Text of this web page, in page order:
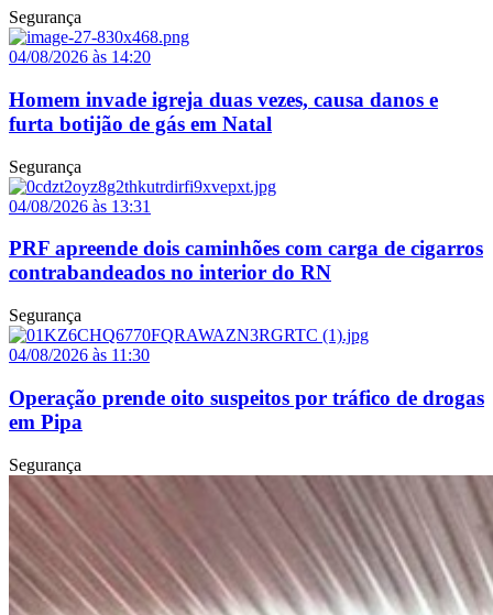
Segurança
04/08/2026 às 14:20
Homem invade igreja duas vezes, causa danos e
furta botijão de gás em Natal
Segurança
04/08/2026 às 13:31
PRF apreende dois caminhões com carga de cigarros
contrabandeados no interior do RN
Segurança
04/08/2026 às 11:30
Operação prende oito suspeitos por tráfico de drogas
em Pipa
Segurança